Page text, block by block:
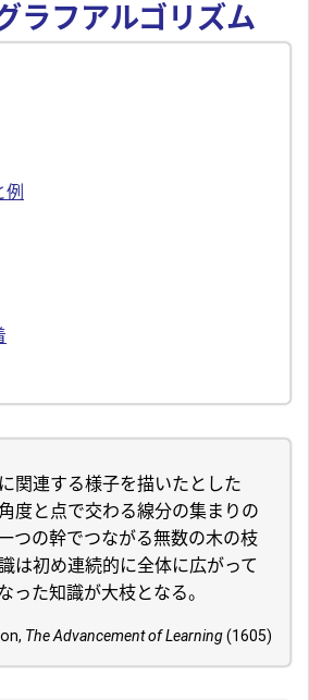
ラフアルゴリズム
関連する様子を描いたとした
度と点で交わる線分の集まりの
つの幹でつながる無数の木の枝
は初め連続的に全体に広がって
った知識が大枝となる。
The Advancement of Learning(1605)